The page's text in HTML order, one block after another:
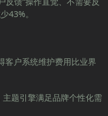
43%。
户系统维护费用比业界
题引擎满足品牌个性化需